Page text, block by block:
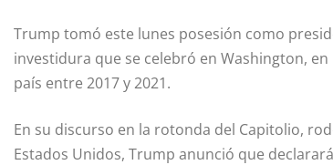
Trump tomó este lunes posesión como
investidura que se celebró en Washington,
país entre 2017 y 2021.
En su discurso en la rotonda del Capitolio,
Estados Unidos, Trump anunció que